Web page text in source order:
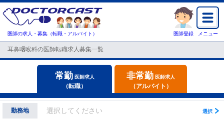
医師の求人・募集（転職・アルバイト） 医師登録 メニュー
耳鼻咽喉科の医師転職求人募集一覧
常勤 医師求人
（転職）
非常勤 医師求人
（アルバイト）
勤務地 選択してください